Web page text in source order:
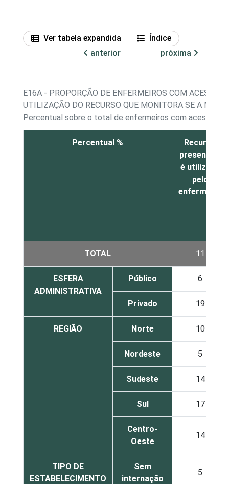
Ver tabela expandida
Índice
anterior
próxima
E16A - PROPORÇÃO DE ENFERMEIROS COM ACESSO
UTILIZAÇÃO DO RECURSO QUE MONITORA SE A
Percentual sobre o total de enfermeiros com acesso a
Percentual %
Recurso
presente e
é utilizado
pelo
enfermeiro
TOTAL 11
ESFERA
ADMINISTRATIVA
Público 6
Privado 19
REGIÃO Norte 10
Nordeste 5
Sudeste 14
Sul 17
Centro-
Oeste
14
TIPO DE
ESTABELECIMENTO
Sem
internação
5